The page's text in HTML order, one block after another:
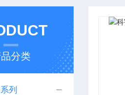
分类
列